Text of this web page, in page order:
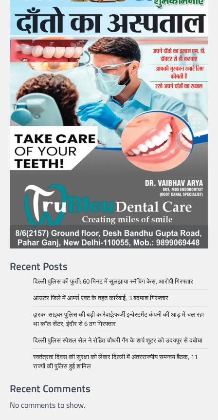
Recent Posts
दिल्ली पुलिस की फुर्ती: 60 मिनट में सुलझाया स्नैचिंग केस, आरोपी गिरफ्तार
आउटर जिले में आर्म्स एक्ट के तहत कार्रवाई, 3 बदमाश गिरफ्तार
द्वारका साइबर पुलिस की बड़ी कार्रवाई:फर्जी इन्वेस्टमेंट कंपनी की आड़ में चल रहा
था कॉल सेंटर, इंदौर से 6 ठग गिरफ्तार
दिल्ली पुलिस स्पेशल सेल ने रोहित चौधरी गैंग के शार्प शूटर को उदयपुर से दबोचा
स्वतंत्रता दिवस की सुरक्षा को लेकर दिल्ली में अंतरराज्यीय समन्वय बैठक, 11
राज्यों की पुलिस हुई शामिल
Recent Comments
No comments to show.